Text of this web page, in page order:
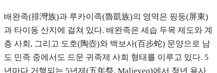
배완족(排灣族)과 루카이족(魯凱族)의 영역은 핑둥(屏東)
과 타이동 산지에 걸쳐 있다. 배완족은 세습 두목 제도와 계
층 사회, 그리고 도호(陶壺)와 백보사(百步蛇) 문양으로 남
도 민족 중에서도 드문 귀족제 사회 형태를 이루고 있다. 5
년마다 거행되는 5년제(五年祭, Maljeveq)에서 청년 용사